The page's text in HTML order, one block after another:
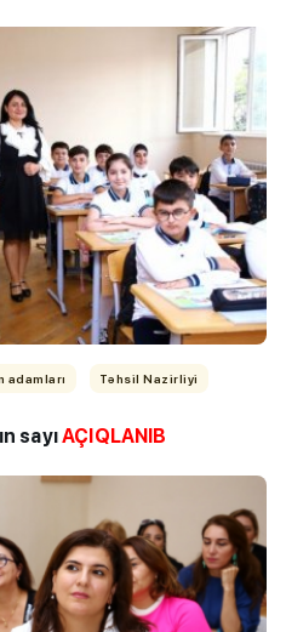
adamları
Təhsil Nazirliyi
sayıAÇIQLANIB